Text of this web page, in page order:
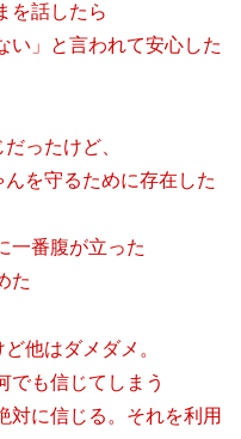
を話したら
い」と言われて安心した
ったけど、
んを守るために存在した
一番腹が立った
た
他はダメダメ。
でも信じてしまう
対に信じる。それを利用